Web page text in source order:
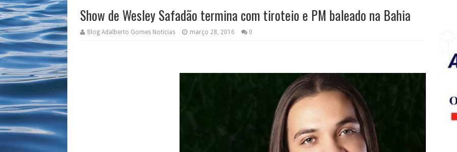
Show de Wesley Safadão termina com tiroteio e PM baleado na Bahia
Blog Adalberto Gomes Noticias março 28, 2016 0